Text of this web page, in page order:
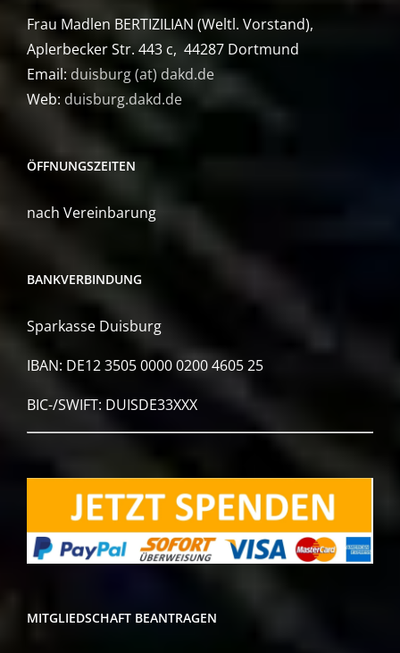
Frau Madlen BERTIZILIAN (Weltl. Vorstand),
Aplerbecker Str. 443 c, 44287 Dortmund
Email: duisburg (at) dakd.de
Web: duisburg.dakd.de
ÖFFNUNGSZEITEN
nach Vereinbarung
BANKVERBINDUNG
Sparkasse Duisburg
IBAN: DE12 3505 0000 0200 4605 25
BIC-/SWIFT: DUISDE33XXX
MITGLIEDSCHAFT BEANTRAGEN